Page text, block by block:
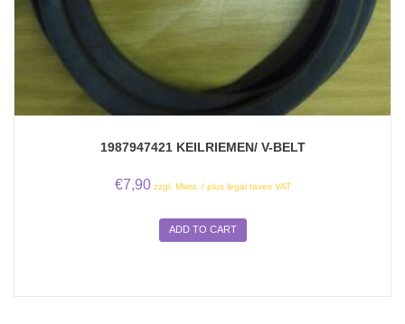
1987947421 KEILRIEMEN/ V-BELT
€7,90 zzgl. Mwst. / plus legal taxes VAT
ADD TO CART